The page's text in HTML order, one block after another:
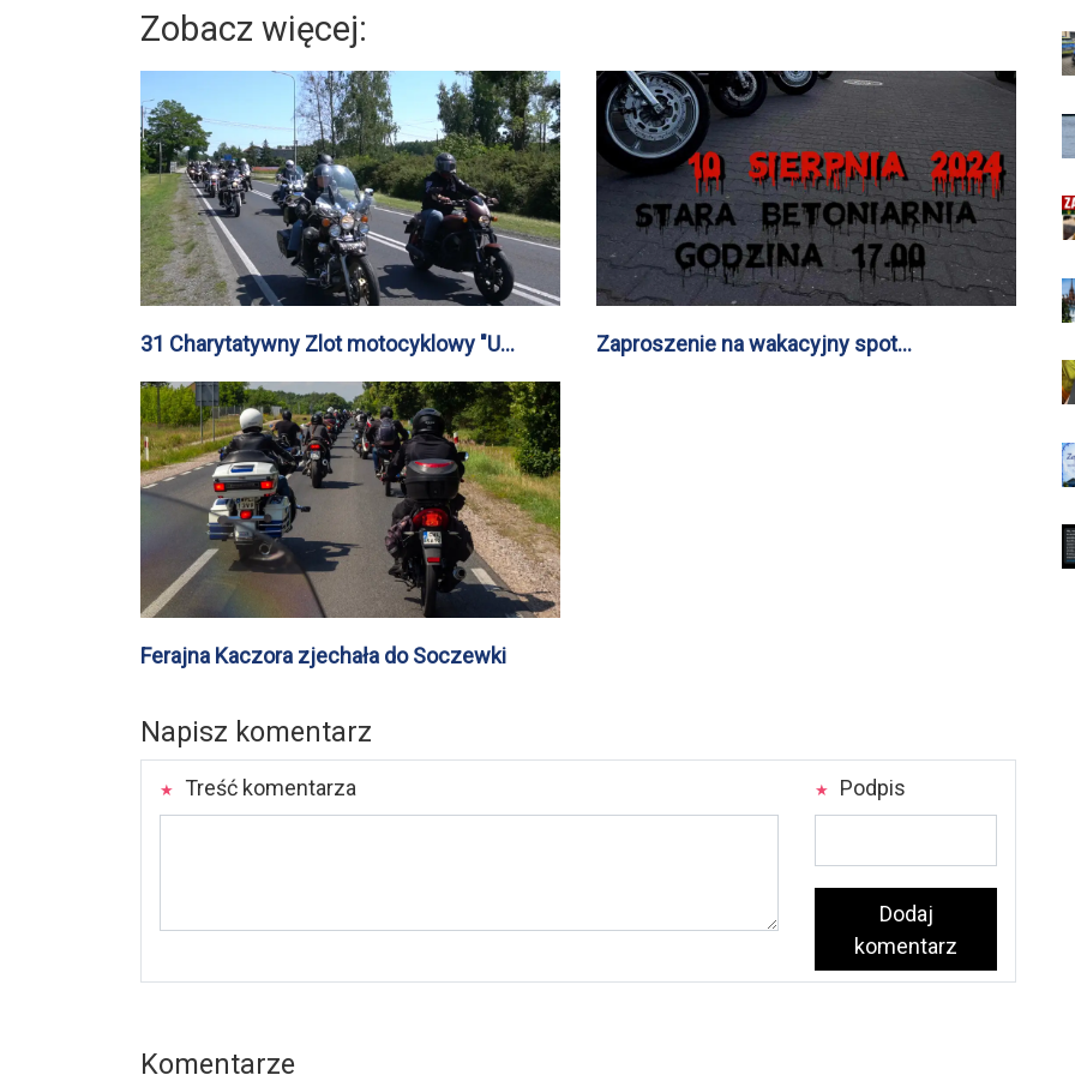
Zobacz więcej:
31 Charytatywny Zlot motocyklowy "U
Kaczora"
Zaproszenie na wakacyjny spot
Ferajna Kaczora zjechała do Soczewki
Napisz komentarz
Treść komentarza Podpis
Dodaj
komentarz
Komentarze